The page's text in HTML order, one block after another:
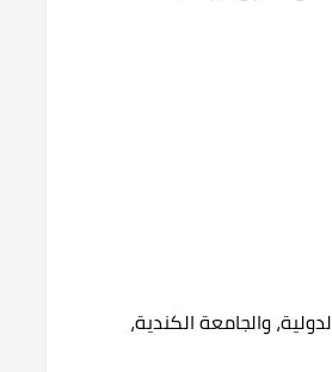
والجامعة الكندية،